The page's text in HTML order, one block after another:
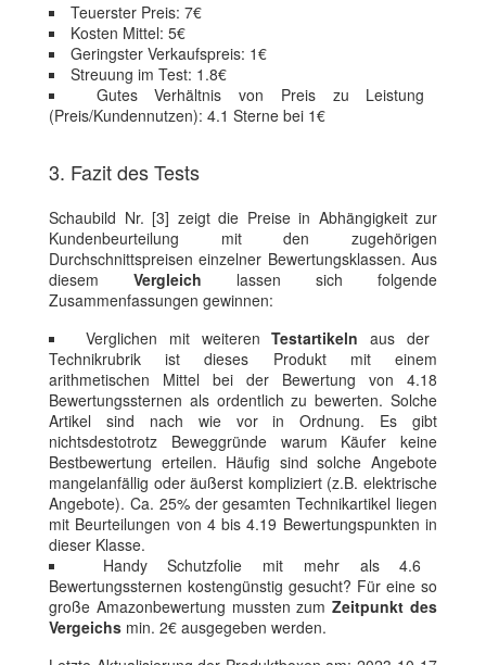
Teuerster Preis: 7€
Kosten Mittel: 5€
Geringster Verkaufspreis: 1€
Streuung im Test: 1.8€
Gutes Verhältnis von Preis zu Leistung
(Preis/Kundennutzen): 4.1 Sterne bei 1€
3. Fazit des Tests
Schaubild Nr. [3] zeigt die Preise in Abhängigkeit zur
Kundenbeurteilung mit den zugehörigen
Durchschnittspreisen einzelner Bewertungsklassen. Aus
diesem Vergleich lassen sich folgende
Zusammenfassungen gewinnen:
Verglichen mit weiterenTestartikeln aus der
Technikrubrik ist dieses Produkt mit einem
arithmetischen Mittel bei der Bewertung von 4.18
Bewertungssternen als ordentlich zu bewerten. Solche
Artikel sind nach wie vor in Ordnung. Es gibt
nichtsdestotrotz Beweggründe warum Käufer keine
Bestbewertung erteilen. Häufig sind solche Angebote
mangelanfällig oder äußerst kompliziert (z.B. elektrische
Angebote). Ca. 25% der gesamten Technikartikel liegen
mit Beurteilungen von 4 bis 4.19 Bewertungspunkten in
dieser Klasse.
Handy Schutzfolie mit mehr als 4.6
Bewertungssternen kostengünstig gesucht? Für eine so
große Amazonbewertung mussten zumZeitpunkt des
Vergeichs min. 2€ ausgegeben werden.